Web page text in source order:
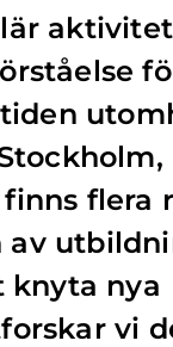
flera
av
knyta nya
vi